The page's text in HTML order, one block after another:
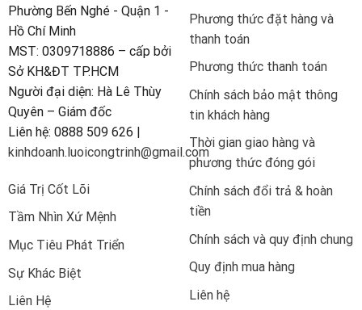
Phường Bến Nghé - Quận 1 -
Hồ Chí Minh
MST: 0309718886 – cấp bởi
Sở KH&ĐT TP.HCM
Người đại diện: Hà Lê Thùy
Quyên – Giám đốc
Liên hệ: 0888 509 626 |
kinhdoanh.luoicongtrinh@gmail.com
Giá Trị Cốt Lõi
Tầm Nhìn Xứ Mệnh
Mục Tiêu Phát Triển
Sự Khác Biệt
Liên Hệ
Phương thức đặt hàng và
thanh toán
Phương thức thanh toán
Chính sách bảo mật thông
tin khách hàng
Thời gian giao hàng và
phương thức đóng gói
Chính sách đổi trả & hoàn
tiền
Chính sách và quy định chung
Quy định mua hàng
Liên hệ